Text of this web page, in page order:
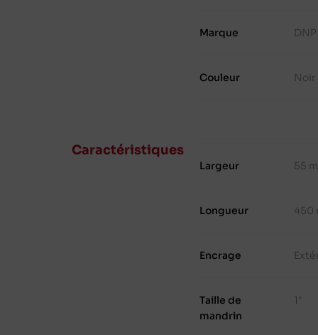
Marque DNP
Couleur Noir
Caractéristiques
Largeur 55
Longueur 450
Encrage
Taille de
mandrin
1"